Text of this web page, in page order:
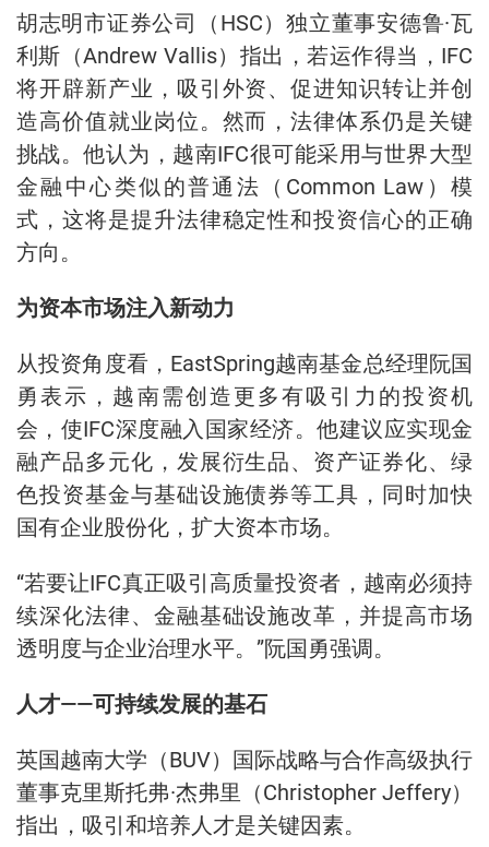
胡志明市证券公司（HSC）独立董事安德鲁·瓦
利斯（Andrew Vallis）指出，若运作得当，IFC
将开辟新产业，吸引外资、促进知识转让并创
造高价值就业岗位。然而，法律体系仍是关键
挑战。他认为，越南IFC很可能采用与世界大型
金融中心类似的普通法（Common Law）模
式，这将是提升法律稳定性和投资信心的正确
方向。
为资本市场注入新动力
从投资角度看，EastSpring越南基金总经理阮国
勇表示，越南需创造更多有吸引力的投资机
会，使IFC深度融入国家经济。他建议应实现金
融产品多元化，发展衍生品、资产证券化、绿
色投资基金与基础设施债券等工具，同时加快
国有企业股份化，扩大资本市场。
“若要让IFC真正吸引高质量投资者，越南必须持
续深化法律、金融基础设施改革，并提高市场
透明度与企业治理水平。”阮国勇强调。
人才——可持续发展的基石
英国越南大学（BUV）国际战略与合作高级执行
董事克里斯托弗·杰弗里（Christopher Jeffery）
指出，吸引和培养人才是关键因素。